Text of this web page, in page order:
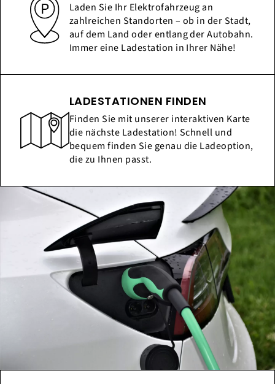
Laden Sie Ihr Elektrofahrzeug an
zahlreichen Standorten – ob in der Stadt,
auf dem Land oder entlang der Autobahn.
Immer eine Ladestation in Ihrer Nähe!
LADESTATIONEN FINDEN
Finden Sie mit unserer interaktiven Karte
die nächste Ladestation! Schnell und
bequem finden Sie genau die Ladeoption,
die zu Ihnen passt.